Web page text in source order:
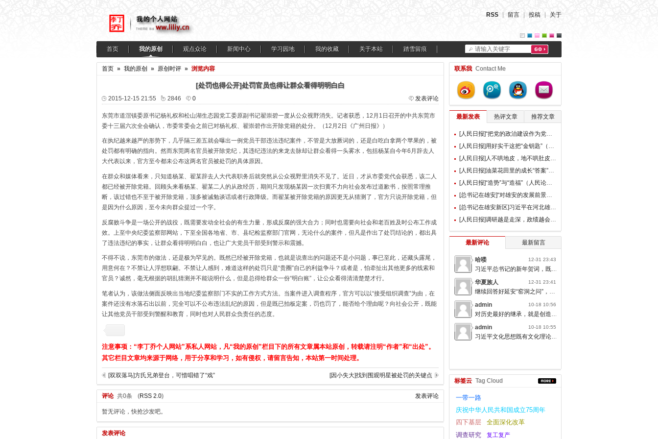
RSS 留言 投稿 关于
请输入关键字
首页 我的原创 观点众论 新闻中心 学习园地 我的收藏 关于本站 踏雪留痕
首页 » 我的原创 » 原创时评 » 浏览内容
[处罚也得公开]处罚官员也得让群众看得明明白白
2015-12-15 21:55 2846 0 发表评论
东莞市道滘镇委原书记杨礼权和松山湖生态园党工委原副书记翟崇碧一度从公众视野消失。记者获悉， 12 月 1 日召开的中共东莞市
委十三届六次全会确认，市委常委会之前已对杨礼权、翟崇碧作出开除党籍的处分。
（ 12 月2 日《广州日报》）
在执纪越来越严的形势下，几乎隔三差五就会曝出一例党员干部违法违纪案件，不管是大放厥词的，还是白吃白拿两个苹果的，被
处罚都有明确的指向。然而东莞两名官员被开除党纪，其违纪违法的来龙去脉却让群众看得一头雾水，包括杨某自今年6 月辞去人
大代表以来，官方至今都未公布这两名官员被处罚的具体原因。
在群众和媒体看来，只知道杨某、翟某辞去人大代表职务后就突然从公众视野里消失不见了。近日，才从市委党代会获悉，该二人
都已经被开除党籍。回顾头来看杨某、翟某二人的从政经历，期间只发现杨某因一次扫黄不力向社会发布过道歉书，按照常理推
断，该过错也不至于被开除党籍，顶多被诫勉谈话或者行政降级。而翟某被开除党籍的原因更无从猜测了，官方只说开除党籍，但
是因为什么原因，至今未向群众提过一个字。
反腐败斗争是一场公开的战役，既需要发动全社会的有生力量，形成反腐的强大合力；同时也需要向社会和老百姓及时公布工作成
效。上至中央纪委监察部网站，下至全国各地省、市、县纪检监察部门官网，无论什么的案件，但凡是作出了处罚结论的，都出具
了违法违纪的事实，让群众看得明明白白，也让广大党员干部受到警示和震撼。
不得不说，东莞市的做法，还是极为罕见的。既然已经被开除党籍，也就是说查出的问题还不是小问题，事已至此，还藏头露尾，
用意何在？不禁让人浮想联翩。不禁让人感到，难道这样的处罚只是“贵圈”自己的利益争斗？或者是，怕牵扯出其他更多的线索和
官员？诚然，毫无根据的胡乱猜测并不能说明什么，但是总得给群众一份“明白账”，让公众看得清清楚楚才行。
笔者认为，该做法侧面反映出当地纪委监察部门不实的工作方式方法。当案件进入调查程序，官方可以以“接受组织调查”为由，在
案件还没有水落石出以前，完全可以不公布违法乱纪的原因，但是既已拍板定案，罚也罚了，能否给个理由呢？向社会公开，既能
让其他党员干部受到警醒和教育，同时也对人民群众负责任的态度。
注意事项：“李丁乔个人网站”系私人网站，凡“我的原创”栏目下的所有文章属本站原创，转载请注明“作者”和“出处”。
其它栏目文章均来源于网络，用于分享和学习，如有侵权，请留言告知，本站第一时间处理。
[双双落马]方氏兄弟登台，可惜唱错了“戏” [因小失大]找到围观明星被处罚的关键点
评论 共0条 (RSS 2.0) 发表评论
暂无评论，快抢沙发吧。
发表评论
联系我 Contact Me
最新发表 热评文章 推荐文章
最新评论 最新留言
哈喽 12-31 23:43
习近平总书记的新年贺词，既充满温度，又饱含深情，太催人奋进了。
华夏族人
12-31 23:41
继续回答好延安“窑洞之问”，书写无愧于人民的时代答卷。
admin
10-18 10:56
对历史最好的继承，就是创造新的历史；对人类文明最大的礼敬，就是创造人类文明新形态。
admin
10-18 10:55
习近平文化思想既有文化理论观点上的创新和突破，又有文化工作布局上的部署要求，标志着我们党对中国特色社会主义文化建设规律的认识达到了新高度，表明我们党的历史自信、文化自信达到了新高度。
标签云 Tag Cloud
一带一路
庆祝中华人民共和国成立75周年
四下基层
全面深化改革
调查研究
复工复产